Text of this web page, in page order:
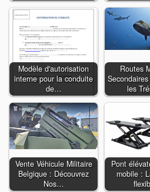
Modèle d'autorisation
interne pour la conduite
de…
Routes
les
Vente Véhicule Militaire
Belgique : Découvrez
Nos…
Pont
mobile :